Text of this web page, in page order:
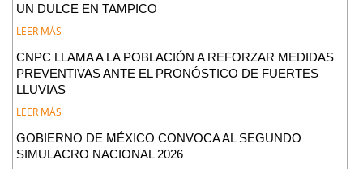
UN DULCE EN TAMPICO
LEER MÁS
CNPC LLAMA A LA POBLACIÓN A REFORZAR MEDIDAS
PREVENTIVAS ANTE EL PRONÓSTICO DE FUERTES
LLUVIAS
LEER MÁS
GOBIERNO DE MÉXICO CONVOCA AL SEGUNDO
SIMULACRO NACIONAL 2026